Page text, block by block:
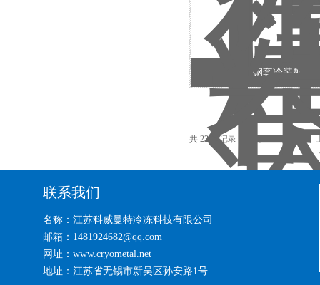
钢套冷装配箱
共 23 条记录，当前 1 / 2 页 首页
联系我们
名称：江苏科威曼特冷冻科技有限公司
邮箱：1481924682@qq.com
网址：www.cryometal.net
地址：江苏省无锡市新吴区孙安路1号